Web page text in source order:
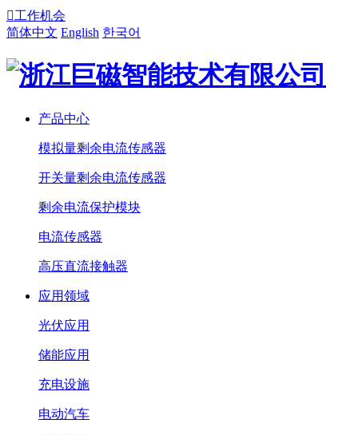
工作机会
简体中文 English 한국어
产品中心
模拟量剩余电流传感器
开关量剩余电流传感器
剩余电流保护模块
电流传感器
高压直流接触器
应用领域
光伏应用
储能应用
充电设施
电动汽车